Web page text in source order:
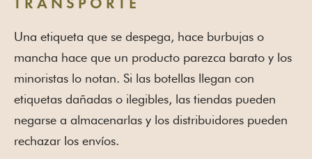
TRANSPORTE
Una etiqueta que se despega, hace burbujas o
mancha hace que un producto parezca barato y los
minoristas lo notan. Si las botellas llegan con
etiquetas dañadas o ilegibles, las tiendas pueden
negarse a almacenarlas y los distribuidores pueden
rechazar los envíos.